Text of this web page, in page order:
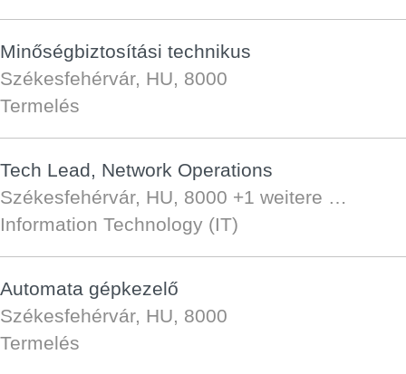
Minőségbiztosítási technikus
Székesfehérvár, HU, 8000
Termelés
Tech Lead, Network Operations
Székesfehérvár, HU, 8000 +1 weitere …
Information Technology (IT)
Automata gépkezelő
Székesfehérvár, HU, 8000
Termelés